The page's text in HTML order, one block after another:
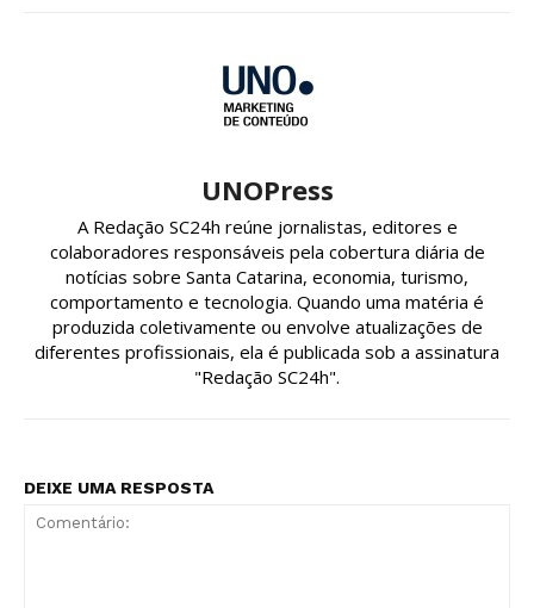
UNOPress
A Redação SC24h reúne jornalistas, editores e
colaboradores responsáveis pela cobertura diária de
notícias sobre Santa Catarina, economia, turismo,
comportamento e tecnologia. Quando uma matéria é
produzida coletivamente ou envolve atualizações de
diferentes profissionais, ela é publicada sob a assinatura
"Redação SC24h".
DEIXE UMA RESPOSTA